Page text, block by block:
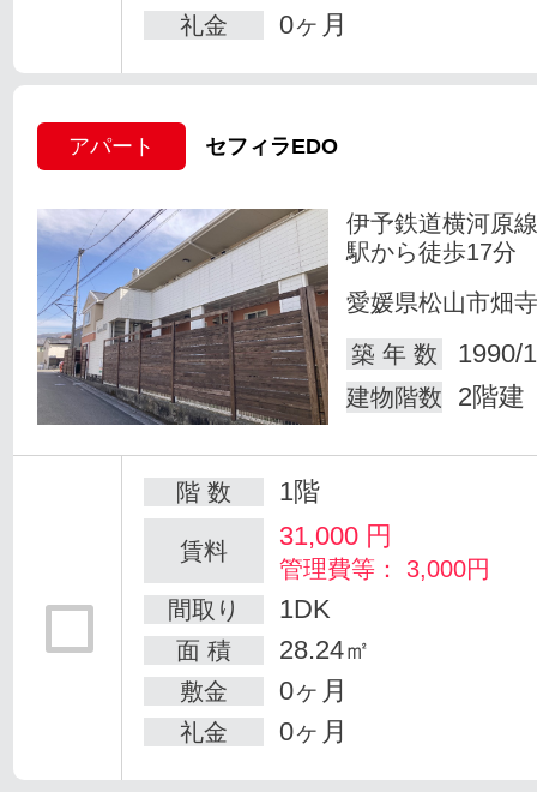
礼金 0ヶ月
アパート セフィラEDO
伊予鉄道横河原
駅から徒歩17分
愛媛県松山市畑寺
築 年 数
1990/
建物階数 2階建
階 数 1階
賃料 31,000 円
管理費等： 3,000円
間取り
1DK
面 積 28.24㎡
敷金 0ヶ月
礼金 0ヶ月